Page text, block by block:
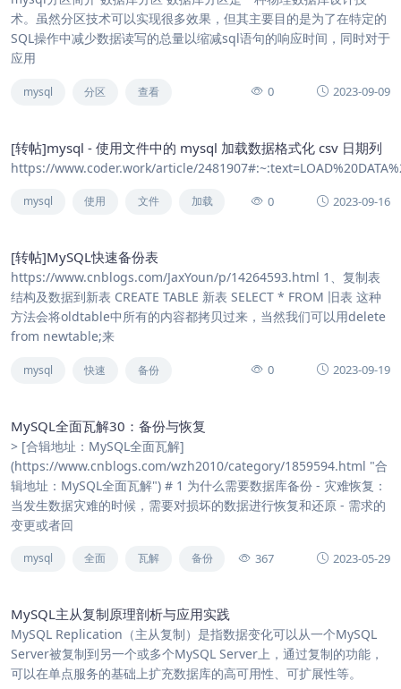
术。虽然分区技术可以实现很多效果，但其主要目的是为了在特定的
SQL操作中减少数据读写的总量以缩减sql语句的响应时间，同时对于
应用
mysql 分区 查看 0 2023-09-09
[转帖]mysql - 使用文件中的 mysql 加载数据格式化 csv 日期列
https://www.coder.work/article/
mysql 使用 文件 加载 0 2023-09-16
[转帖]MySQL快速备份表
https://www.cnblogs.com/JaxYoun/p/14264593.html 1、复制表
结构及数据到新表 CREATE TABLE 新表 SELECT * FROM 旧表 这种
方法会将oldtable中所有的内容都拷贝过来，当然我们可以用delete
from newtable;来
mysql 快速 备份 0 2023-09-19
MySQL全面瓦解30：备份与恢复
> [合辑地址：MySQL全面瓦解]
(https://www.cnblogs.com/wzh2010/category/1859594.html "合
辑地址：MySQL全面瓦解") # 1 为什么需要数据库备份 - 灾难恢复：
当发生数据灾难的时候，需要对损坏的数据进行恢复和还原 - 需求的
变更或者回
mysql 全面 瓦解 备份 367 2023-05-29
MySQL主从复制原理剖析与应用实践
MySQL Replication（主从复制）是指数据变化可以从一个MySQL
Server被复制到另一个或多个MySQL Server上，通过复制的功能，
可以在单点服务的基础上扩充数据库的高可用性、可扩展性等。